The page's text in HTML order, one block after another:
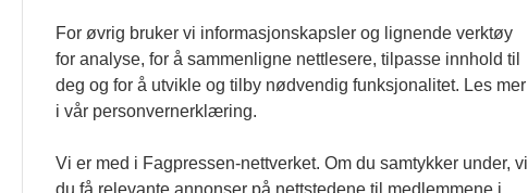
Lesernes side
Dagbok fra Holten gård
Buskap for 50 år siden
Q-bonden
For øvrig bruker vi informasjonskapsler og lignende verktøy
for analyse, for å sammenligne nettlesere, tilpasse innhold til
deg og for å utvikle og tilby nødvendig funksjonalitet. Les mer
i vår personvernerklæring.
Vi er med i Fagpressen-nettverket. Om du samtykker under, vil
du få relevante annonser på nettstedene til medlemmene i